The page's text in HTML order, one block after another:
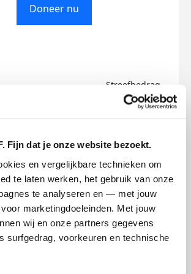
Fijn dat je onze website bezoekt.
en vergelijkbare technieken om
te laten werken, het gebruik van onze
te analyseren en — met jouw
marketingdoeleinden. Met jouw
wij en onze partners gegevens
surfgedrag, voorkeuren en technische
Doneer nu
Streefbedrag
€748
Vasco's badges